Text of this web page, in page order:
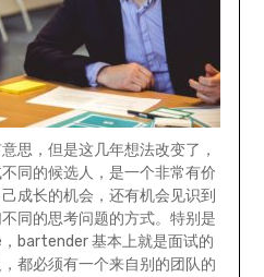
思，但是这几年想法改变了，
同的候选人，是一个非常有价
成长的机会，还有机会见识到
同的思考问题的方式。特别是
bartender 基本上就是面试的
都必须有一个来自别的团队的